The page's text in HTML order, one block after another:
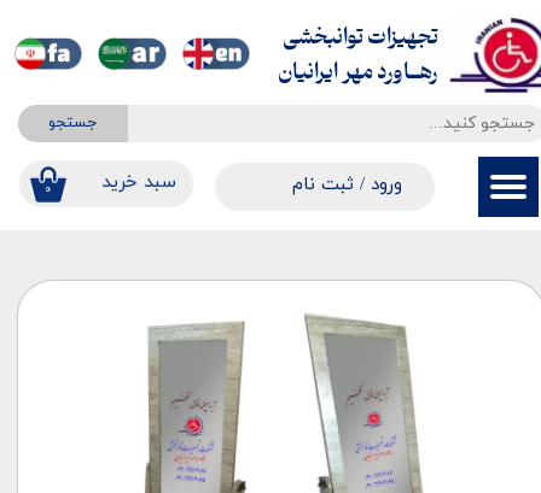
جستجو
۰ ​​سبد خرید ورود / ثبت نام
حساب کاربری من
سفارشات
خروج از حساب کاربری
تجهیزات توانبخشی
​​​​​​​رهــاورد مهر ایرانیان